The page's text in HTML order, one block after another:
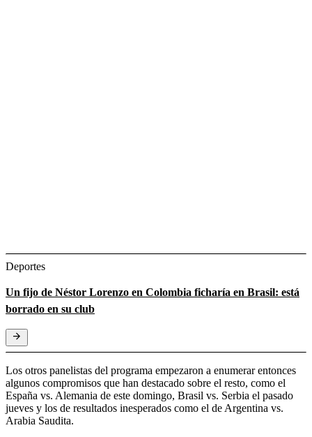
Deportes
Un fijo de Néstor Lorenzo en Colombia ficharía en Brasil: está
borrado en su club
Los otros panelistas del programa empezaron a enumerar entonces
algunos compromisos que han destacado sobre el resto, como el
España vs. Alemania de este domingo, Brasil vs. Serbia el pasado
jueves y los de resultados inesperados como el de Argentina vs.
Arabia Saudita.